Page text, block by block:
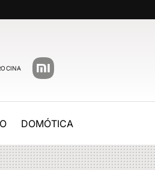
DOMÓTICA